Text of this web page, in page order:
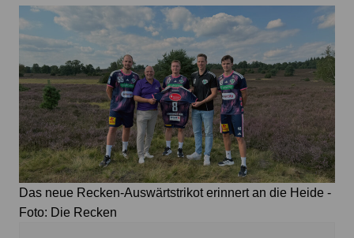
Das neue Recken-Auswärtstrikot erinnert an die Heide -
Foto: Die Recken